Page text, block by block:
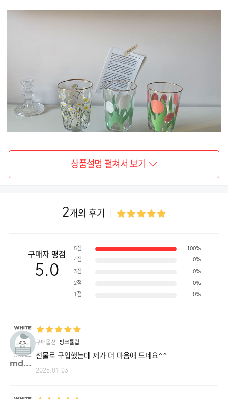
상품설명 펼쳐서 보기
2개의 후기
구매자 평점
5.0
5점 100%
4점 0%
3점 0%
2점 0%
1점 0%
mdea**
구매옵션 핑크튤립
선물로 구입했는데 제가 더 마음에 드네요^^
2026.01.03